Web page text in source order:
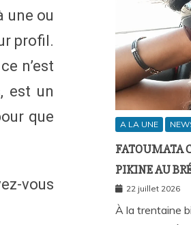
une ou
profil.
n’est
est un
que
vous
A LA UNE
FATOUMATA
PIKINE AU
COMME FIL
FRONTIÈRES
22 juillet 2026
À la trentaine